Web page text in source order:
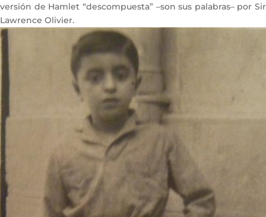
versión de Hamlet “descompuesta” –son sus palabras– por Sir
Lawrence Olivier.